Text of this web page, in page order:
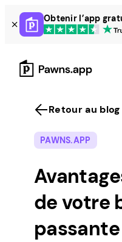
Skip
to
content
Obtenir l’app
Retour au blog
PAWNS.APP
de votre